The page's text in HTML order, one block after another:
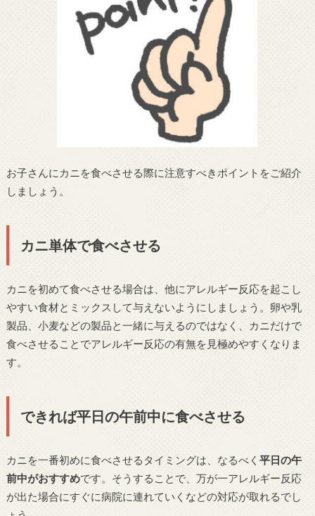
お子さんにカニを食べさせる際に注意すべきポイントをご紹介
しましょう。
カニ単体で食べさせる
カニを初めて食べさせる場合は、他にアレルギー反応を起こし
やすい食材とミックスして与えないようにしましょう。卵や乳
製品、小麦などの製品と一緒に与えるのではなく、カニだけで
食べさせることでアレルギー反応の有無を見極めやすくなりま
す。
できれば平日の午前中に食べさせる
カニを一番初めに食べさせるタイミングは、なるべく 平日の午
前中がおすすめです。そうすることで、万が一アレルギー反応
が出た場合にすぐに病院に連れていくなどの対応が取れるでし